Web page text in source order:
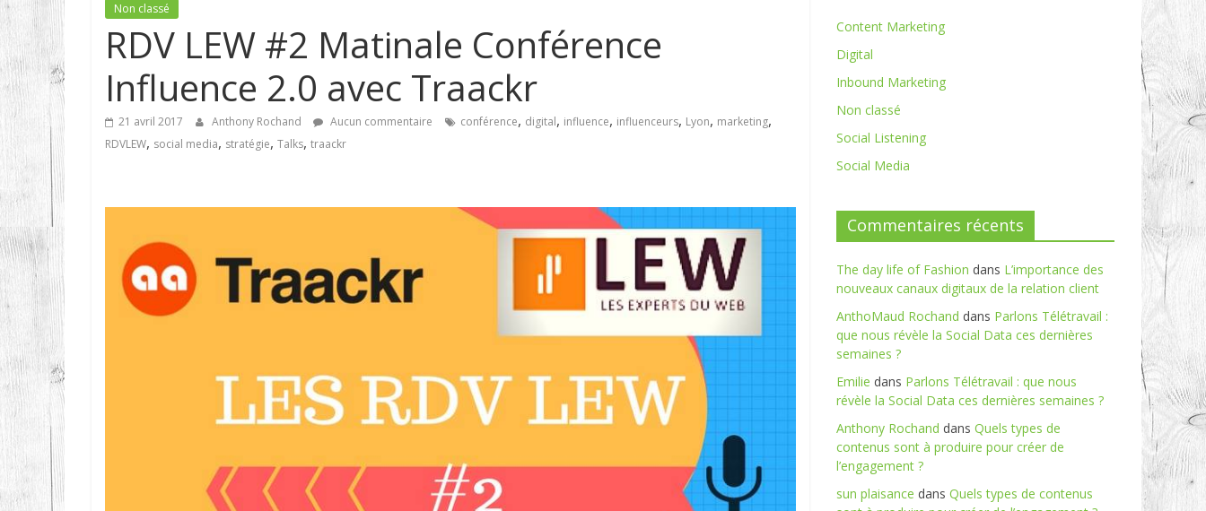
Non classé
RDV LEW #2 Matinale Conférence
Influence 2.0 avec Traackr
21 avril 2017 Anthony Rochand Aucun commentaire conférence, digital, influence, influenceurs, Lyon, marketing,
RDVLEW, social media, stratégie, Talks, traackr
Content Marketing
Digital
Inbound Marketing
Non classé
Social Listening
Social Media
Commentaires récents
The day life of Fashion dans L’importance des
nouveaux canaux digitaux de la relation client
AnthoMaud Rochand dans Parlons Télétravail :
que nous révèle la Social Data ces dernières
semaines ?
Emilie dans Parlons Télétravail : que nous
révèle la Social Data ces dernières semaines ?
Anthony Rochand dans Quels types de
contenus sont à produire pour créer de
l’engagement ?
sun plaisance dans Quels types de contenus